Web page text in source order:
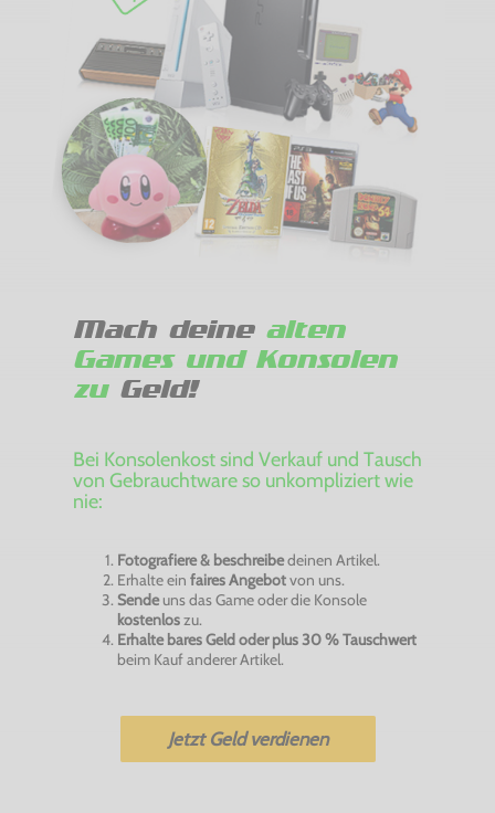
Mach deine alten
Games und Konsolen
zuGeld!
Bei Konsolenkost sind Verkauf und Tausch
von Gebrauchtware so unkompliziert wie
nie:
Fotografiere & beschreibedeinen Artikel.
Erhalte ein faires Angebotvon uns.
Sendeuns das Game oder die Konsole
kostenloszu.
Erhalte bares Geld oder plus 30 % Tauschwert
beim Kauf anderer Artikel.
Jetzt Geld verdienen